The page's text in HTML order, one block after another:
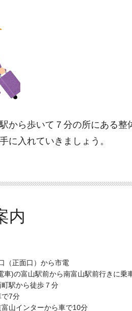
から歩いて７分の所にある整
に入れていきましょう。
（正面口）から市電
車)の富山駅前から南富山駅前行きに乗
駅から徒歩７分
で7分
富山インターから車で10分